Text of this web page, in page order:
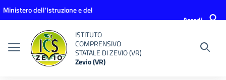
Vai ai contenuti
Vai al menu di navigazione
Vai al footer
Ministero dell'Istruzione e del
Accedi
ISTITUTO
COMPRENSIVO
STATALE DI ZEVIO (VR)
Zevio (VR)